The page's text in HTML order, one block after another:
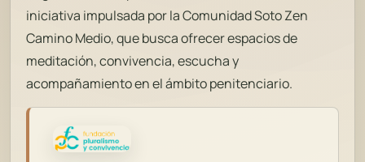
iniciativa impulsada por la Comunidad Soto Zen
Camino Medio, que busca ofrecer espacios de
meditación, convivencia, escucha y
acompañamiento en el ámbito penitenciario.